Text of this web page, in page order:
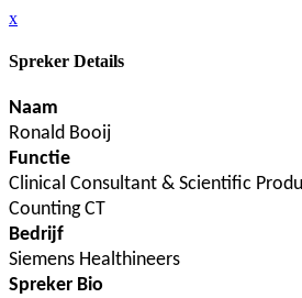
x
Spreker Details
Naam
Ronald Booij
Functie
Clinical Consultant & Scientific
Counting CT
Bedrijf
Siemens Healthineers
Spreker Bio